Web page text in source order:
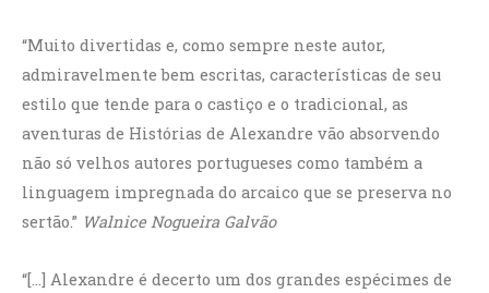
“Muito divertidas e, como sempre neste autor,
admiravelmente bem escritas, características de seu
estilo que tende para o castiço e o tradicional, as
aventuras de Histórias de Alexandre vão absorvendo
não só velhos autores portugueses como também a
linguagem impregnada do arcaico que se preserva no
sertão.” Walnice Nogueira Galvão
“[…] Alexandre é decerto um dos grandes espécimes de